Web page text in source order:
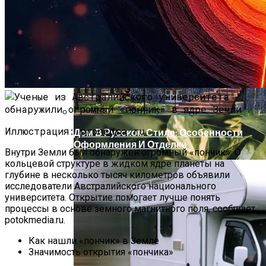
Артезианская, Минеральная,
Родниковая, Талая: В Чем Разница И
Какую Воду Лучше Выбрать Для Питья
Дом В Русском Стиле: Особенности
Оформления И Отделки
Иллюстрация: pronedra.ru
Внутри Земли был обнаружен огромный «пончик». О
кольцевой структуре в жидком ядре планеты на
глубине в несколько тысяч километров объявили
исследователи Австралийского национального
университета. Открытие помогает лучше понять
процессы в основе земного магнитного поля, сообщает
potokmedia.ru.
Как нашли «пончик» в Земле
Значимость открытия «пончика»